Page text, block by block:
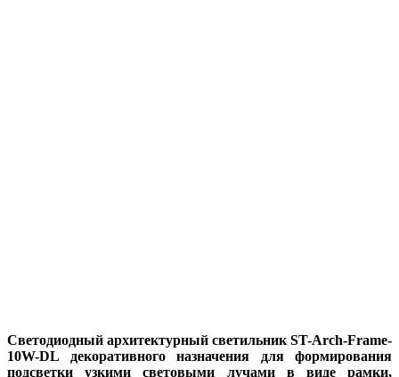
Светодиодный архитектурный светильник ST-Arch-Frame-
10W-DL декоративного назначения для формирования
подсветки узкими световыми лучами в виде рамки,